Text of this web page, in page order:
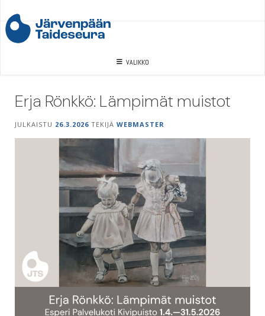
to
content
VALIKKO
Erja Rönkkö: Lämpimät muistot
JULKAISTU 26.3.2026 TEKIJÄ WEBMASTER